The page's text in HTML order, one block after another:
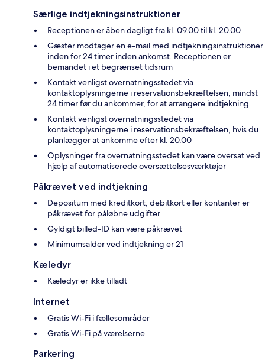
Særlige indtjekningsinstruktioner
Receptionen er åben dagligt fra kl. 09.00 til kl. 20.00
Gæster modtager en e-mail med indtjekningsinstruktioner
inden for 24 timer inden ankomst. Receptionen er
bemandet i et begrænset tidsrum
Kontakt venligst overnatningsstedet via
kontaktoplysningerne i reservationsbekræftelsen, mindst
24 timer før du ankommer, for at arrangere indtjekning
Kontakt venligst overnatningsstedet via
kontaktoplysningerne i reservationsbekræftelsen, hvis du
planlægger at ankomme efter kl. 20.00
Oplysninger fra overnatningsstedet kan være oversat ved
hjælp af automatiserede oversættelsesværktøjer
Påkrævet ved indtjekning
Depositum med kreditkort, debitkort eller kontanter er
påkrævet for påløbne udgifter
Gyldigt billed-ID kan være påkrævet
Minimumsalder ved indtjekning er 21
Kæledyr
Kæledyr er ikke tilladt
Internet
Gratis Wi-Fi i fællesområder
Gratis Wi-Fi på værelserne
Parkering